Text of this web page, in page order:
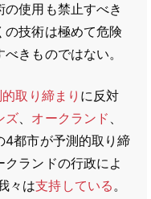
使用も禁止すべき
技術は極めて危険
きものではない。
取り締まり に反対
ズ、 オークランド 、
4都市が予測的取り締
ランドの行政によ
々は支持している。